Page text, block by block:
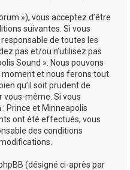
»), vous acceptez d’être
suivantes. Si vous
de toutes les
pas et/ou n’utilisez pas
Sound ». Nous pouvons
moment et nous ferons tout
qu’il soit prudent de
vous-même. Si vous
Prince et Minneapolis
ont été effectués, vous
des conditions
(désigné ci-après par